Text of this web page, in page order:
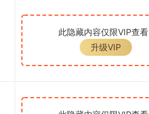
此隐藏内容仅限VIP查看
升级VIP